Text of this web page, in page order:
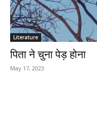
Literature
पिता ने चुना पेड़ होना
May 17, 2023